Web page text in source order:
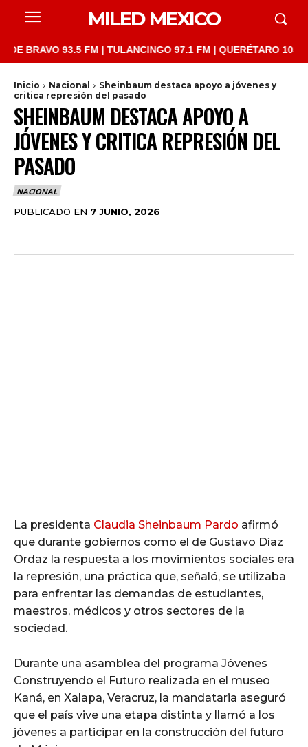
MILED MEXICO
93.5 FM | TULANCINGO 97.1 FM | QUERÉTARO 103.1 FM
Inicio Nacional
Sheinbaum destaca apoyo a jóvenes y
critica represión del pasado
SHEINBAUM DESTACA APOYO A
JÓVENES Y CRITICA REPRESIÓN DEL
PASADO
NACIONAL
PUBLICADO EN 7 JUNIO, 2026
La presidenta Claudia Sheinbaum Pardo afirmó
que durante gobiernos como el de Gustavo Díaz
Ordaz la respuesta a los movimientos sociales era
la represión, una práctica que, señaló, se utilizaba
para enfrentar las demandas de estudiantes,
maestros, médicos y otros sectores de la
sociedad.
Durante una asamblea del programa Jóvenes
Construyendo el Futuro realizada en el museo
Kaná, en Xalapa, Veracruz, la mandataria aseguró
que el país vive una etapa distinta y llamó a los
jóvenes a participar en la construcción del futuro